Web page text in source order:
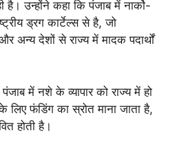
है। उन्होंने कहा कि पंजाब में नार्को-
ड्रग कार्टेल्स से है, जो
अन्य देशों से राज्य में मादक पदार्थों
में नशे के व्यापार को राज्य में हो
लिए फंडिंग का स्रोत माना जाता है,
होती है।